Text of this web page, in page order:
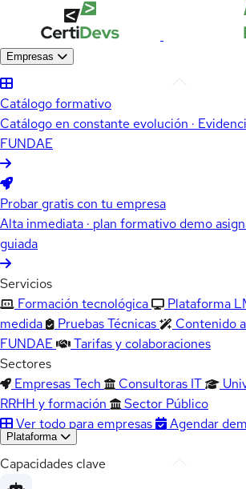
Empresas
Catálogo formativo
Catálogo en constante evolución ·
FUNDAE
Probar gratis con tu empresa
Alta inmediata · plan formativo demo
guiada
Servicios
Formación tecnológica
Plataforma
medida
Pruebas Técnicas
Contenido
FUNDAE
Tarifas y colaboraciones
Sectores
Empresas Tech
Consultoras IT
RRHH y formación
Sector Público
Ver todo para empresas
Agendar
Plataforma
Capacidades clave